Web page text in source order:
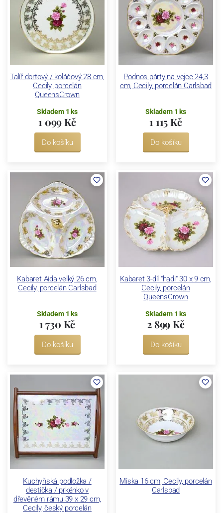
Talíř dortový / koláčový 28 cm,
Cecily, porcelán
QueensCrown
Skladem 1 ks
1 099 Kč
Do košíku
Podnos párty na vejce 24,3
cm, Cecily, porcelán Carlsbad
Skladem 1 ks
1 115 Kč
Do košíku
Kabaret Aida velký 26 cm,
Cecily, porcelán Carlsbad
Skladem 1 ks
1 730 Kč
Do košíku
Kabaret 3-díl "hadi" 30 x 9 cm,
Cecily, porcelán
QueensCrown
Skladem 1 ks
2 899 Kč
Do košíku
Kuchyňská podložka /
destička / prkénko v
dřevěném rámu 39 x 29 cm,
Cecily, český porcelán
Miska 16 cm, Cecily, porcelán
Carlsbad